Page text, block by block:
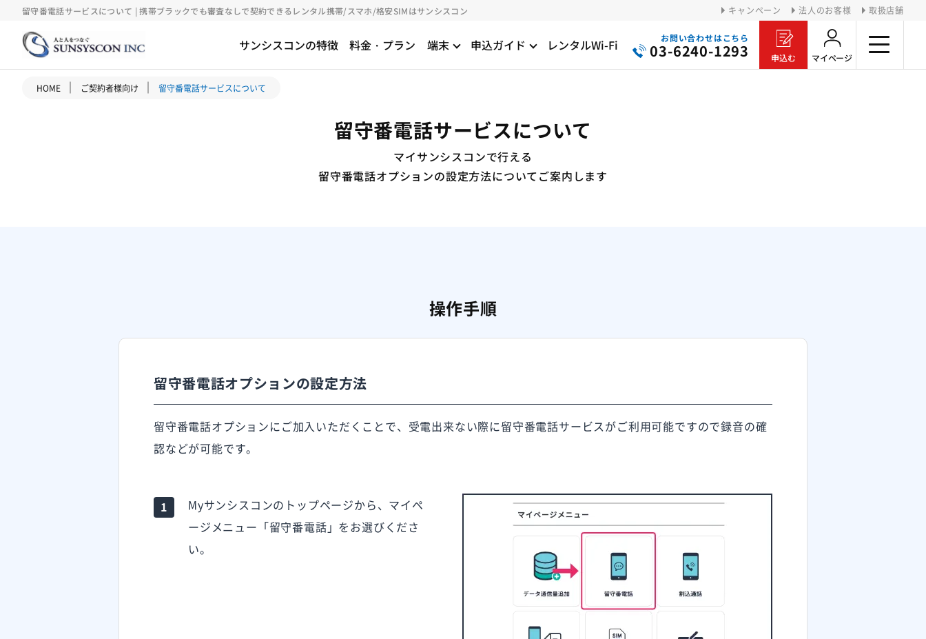
留守番電話サービスについて | 携帯ブラックでも審査なしで契約できるレンタル携帯/スマホ/格安SIMはサンシスコン キャンペーン 法人のお客様 取扱店舗
サンシスコンの特徴 料金・プラン 端末 申込ガイド レンタルWi-Fi お問い合わせはこちら
03-6240-1293 申込む マイページ
HOME ｜ ご契約者様向け ｜ 留守番電話サービスについて
留守番電話サービスについて
マイサンシスコンで行える
留守番電話オプションの設定方法についてご案内します
操作手順
留守番電話オプションの設定方法
留守番電話オプションにご加入いただくことで、受電出来ない際に留守番電話サービスがご利用可能ですので録音の確
認などが可能です。
Myサンシスコンのトップページから、マイペ
ージメニュー「留守番電話」をお選びくださ
い。